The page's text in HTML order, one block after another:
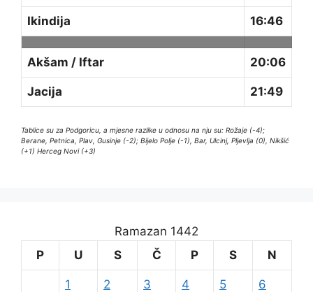
Ikindija 16:46
Akšam / Iftar 20:06
Jacija 21:49
Tablice su za Podgoricu, a mjesne razlike u odnosu na nju su: Rožaje (-4);
Berane, Petnica, Plav, Gusinje (-2); Bijelo Polje (-1), Bar, Ulcinj, Pljevlja (0), Nikšić
(+1) Herceg Novi (+3)
Ramazan 1442
P
U S Č P S N
1 2 3 4 5 6